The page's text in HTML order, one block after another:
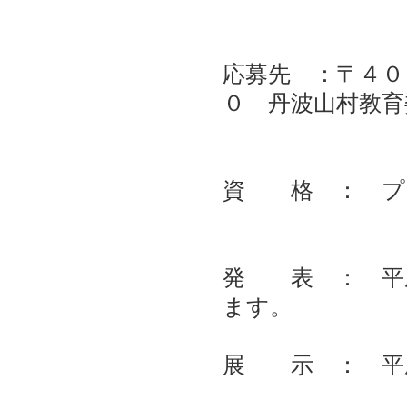
応募先 ：〒４０
０ 丹波山村教
資 格 ： プロ
発 表 ： 平成
ます。
展 示 ： 平成